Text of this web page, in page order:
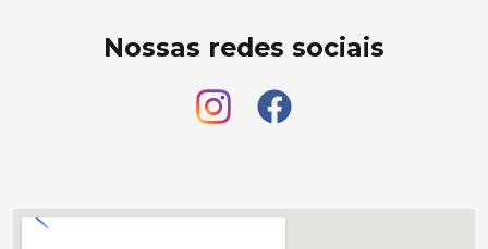
Nossas redes sociais